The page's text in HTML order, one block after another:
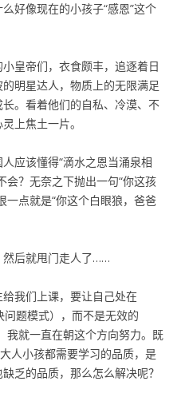
好像现在的小孩子“感恩”这个
皇帝们，衣食颇丰，追逐着日
明星达人，物质上的无限满足
。看着他们的自私、冷漠、不
上焦土一片。
应该懂得“滴水之恩当涌泉相
会？无奈之下抛出一句“你这孩
一点就是“你这个白眼狼，爸爸
然后就甩门走人了……
我们上课，要让自己处在
题模式），而不是无效的
我就一直在朝这个方向努力。既
人小孩都需要学习的品质，是
乏的品质，那么怎么解决呢？